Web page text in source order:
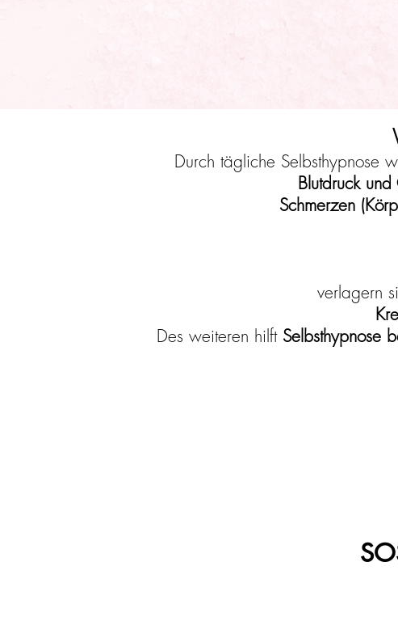
Durch tägliche Selbsthypnose
Blutdruck
Schmerzen
verlagern
Des weiteren hilft Selbsthypnose